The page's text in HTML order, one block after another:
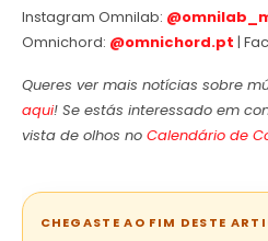
Instagram Omnilab:
Omnichord: @omnichord.pt |
Queres ver mais notícias sobre
aqui! Se estás interessado em
vista de olhos no Calendário de
CHEGASTE AO FIM DESTE